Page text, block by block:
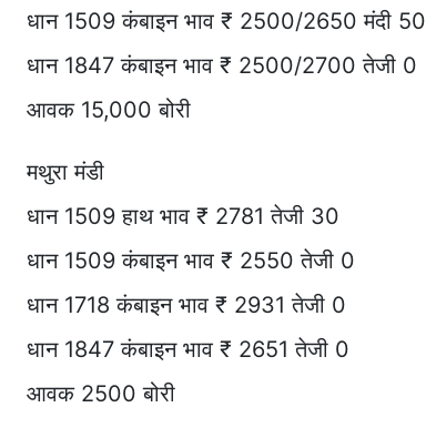
धान 1509 कंबाइन भाव ₹ 2500/2650 मंदी 50
धान 1847 कंबाइन भाव ₹ 2500/2700 तेजी 0
आवक 15,000 बोरी
मथुरा मंडी
धान 1509 हाथ भाव ₹ 2781 तेजी 30
धान 1509 कंबाइन भाव ₹ 2550 तेजी 0
धान 1718 कंबाइन भाव ₹ 2931 तेजी 0
धान 1847 कंबाइन भाव ₹ 2651 तेजी 0
आवक 2500 बोरी